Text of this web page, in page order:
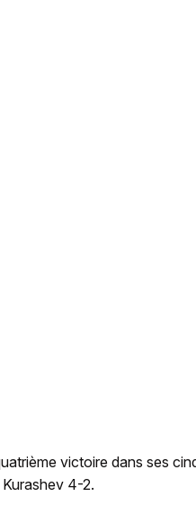
victoire dans ses
4-2.